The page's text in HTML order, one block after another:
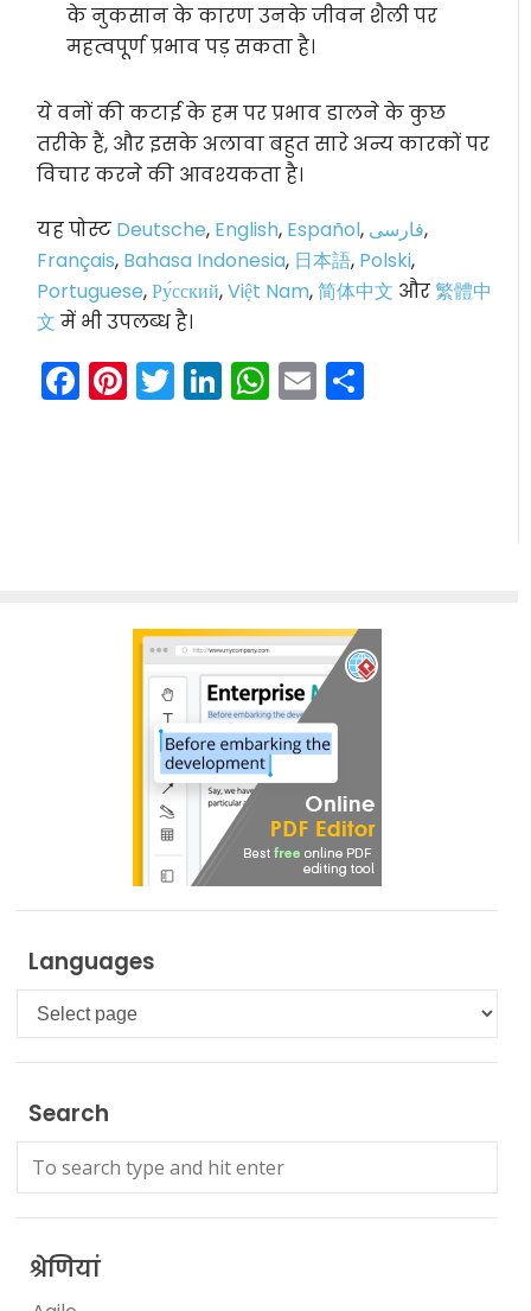
के नुकसान के कारण उनके जीवन शैली पर
महत्वपूर्ण प्रभाव पड़ सकता है।
ये वनों की कटाई के हम पर प्रभाव डालने के कुछ
तरीके हैं, और इसके अलावा बहुत सारे अन्य कारकों पर
विचार करने की आवश्यकता है।
यह पोस्ट Deutsche, English, Español, فارسی,
Français, Bahasa Indonesia, 日本語, Polski,
Portuguese,Ру́сский,Việt Nam,简体中文 और繁體中
文 में भी उपलब्ध है।
Facebook
Pinterest
Twitter
LinkedIn
WhatsApp
Email
Languages
Languages
Search
श्रेणियां